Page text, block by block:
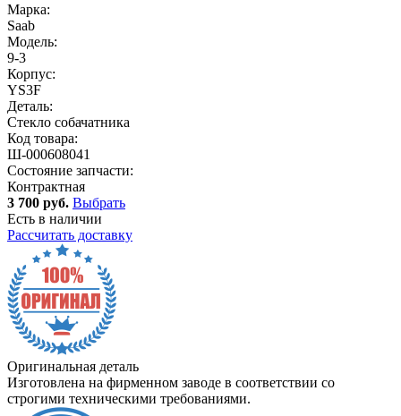
Марка:
Saab
Модель:
9-3
Корпус:
YS3F
Деталь:
Стекло собачатника
Код товара:
Ш-000608041
Состояние запчасти:
Контрактная
3 700 руб. Выбрать
Есть в наличии
Рассчитать доставку
Оригинальная деталь
Изготовлена на фирменном заводе в соответствии со
строгими техническими требованиями.